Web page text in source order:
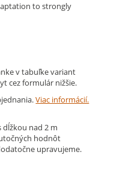
to strongly
v tabuľke variant
cez formulár nižšie.
Viac informácií.
dĺžkou nad 2 m
hodnôt
upravujeme.